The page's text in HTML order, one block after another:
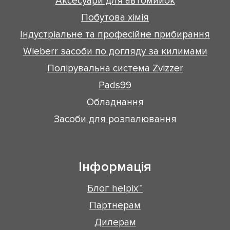
Побутова хімія
Індустріальне та професійне прибирання
Wieberr засоби по догляду за килимами
Полірувальна система Zvizzer
Pads99
Обладнання
Засоби для розпалювання
Інформація
Блог helpix™
Партнерам
Дилерам